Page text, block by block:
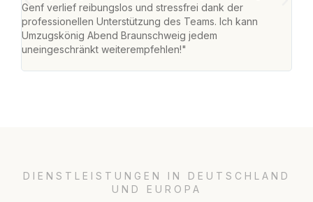
Genf verlief reibungslos und stressfrei dank der
professionellen Unterstützung des Teams. Ich kann
Umzugskönig Abend Braunschweig jedem
uneingeschränkt weiterempfehlen!"
DIENSTLEISTUNGEN IN DEUTSCHLAND
UND EUROPA